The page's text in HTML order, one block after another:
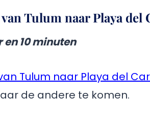
Tulum naar Playa del
en 10 minuten
Tulum naar Playa del
de andere te komen.